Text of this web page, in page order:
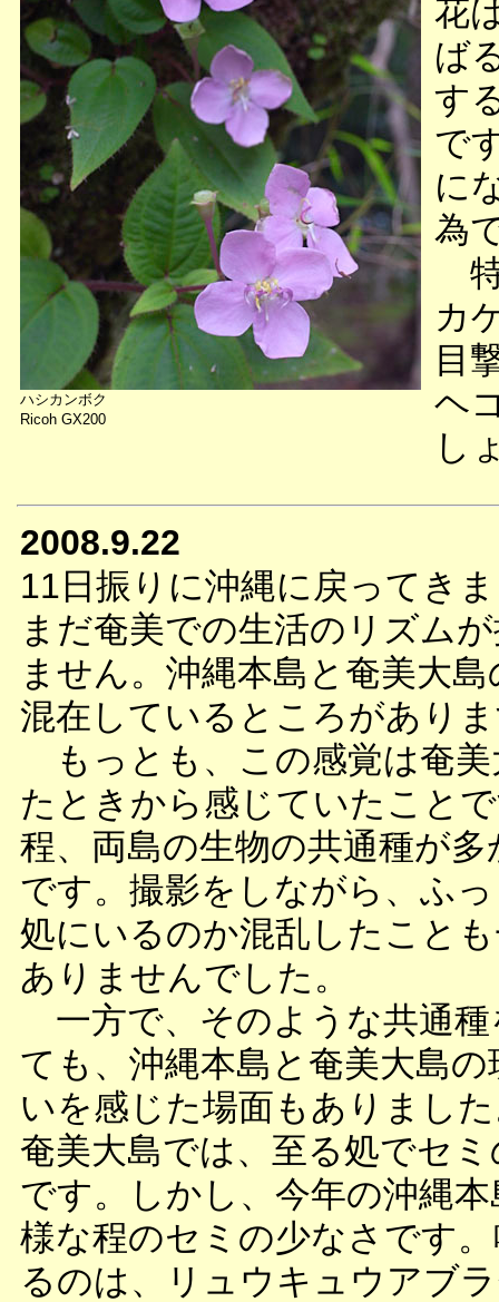
ハシカンボク
Ricoh GX200
花
ば
す
で
に
為
特
カ
目
ヘ
し
2008.9.22
11日振りに沖縄に戻ってき
まだ奄美での生活のリズム
ません。沖縄本島と奄美大
混在しているところがあり
もっとも、この感覚は奄美
たときから感じていたこと
程、両島の生物の共通種が
です。撮影をしながら、ふ
処にいるのか混乱したこと
ありませんでした。
一方で、そのような共通種
ても、沖縄本島と奄美大島の
いを感じた場面もありまし
奄美大島では、至る処でセ
です。しかし、今年の沖縄
様な程のセミの少なさです
るのは、リュウキュウアブ